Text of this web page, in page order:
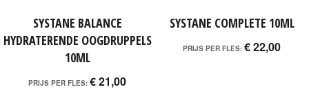
SYSTANE BALANCE
HYDRATERENDE OOGDRUPPELS
10ML
PRIJS PER FLES: € 21,00
SYSTANE COMPLETE 10ML
PRIJS PER FLES: € 22,00